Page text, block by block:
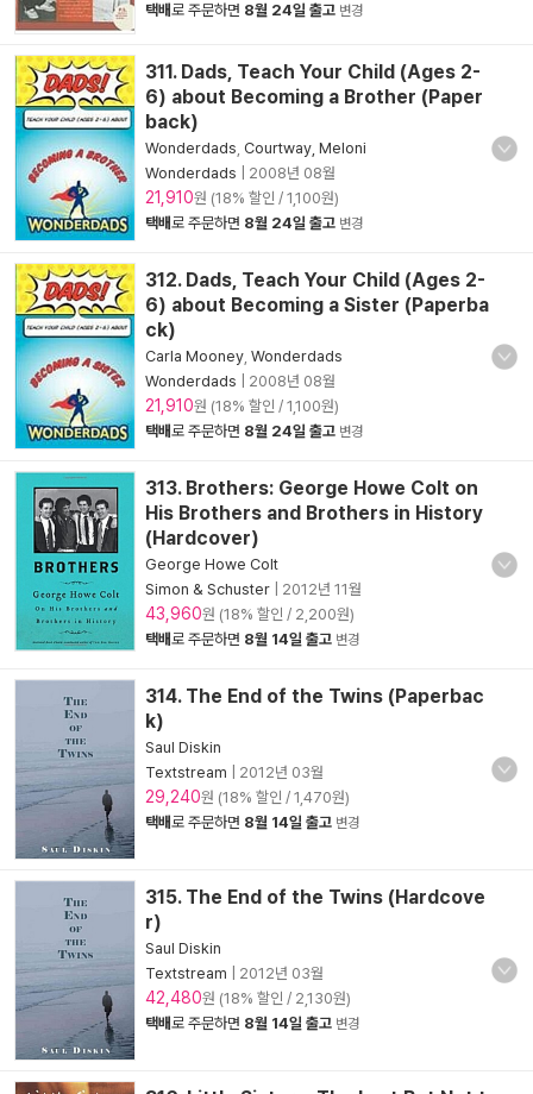
택배로 주문하면 8월 24일 출고 변경
311. Dads, Teach Your Child (Ages 2-
6) about Becoming a Brother (Paper
back)
Wonderdads Courtway, Meloni
Wonderdads
2008년 08월
21,910원 (18% 할인 / 1,100원)
택배로 주문하면 8월 24일 출고 변경
312. Dads, Teach Your Child (Ages 2-
6) about Becoming a Sister (Paperba
ck)
Carla Mooney Wonderdads
Wonderdads
2008년 08월
21,910원 (18% 할인 / 1,100원)
택배로 주문하면 8월 24일 출고 변경
313. Brothers: George Howe Colt on
His Brothers and Brothers in History
(Hardcover)
George Howe Colt
Simon & Schuster
2012년 11월
43,960원 (18% 할인 / 2,200원)
택배로 주문하면 8월 14일 출고 변경
314. The End of the Twins (Paperbac
k)
Saul Diskin
Textstream
2012년 03월
29,240원 (18% 할인 / 1,470원)
택배로 주문하면 8월 14일 출고 변경
315. The End of the Twins (Hardcove
r)
Saul Diskin
Textstream
2012년 03월
42,480원 (18% 할인 / 2,130원)
택배로 주문하면 8월 14일 출고 변경